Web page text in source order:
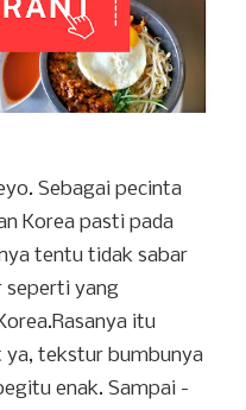
Sebagai pecinta
Korea pasti pada
tentu tidak sabar
seperti yang
itu
tekstur bumbunya
enak. Sampai -